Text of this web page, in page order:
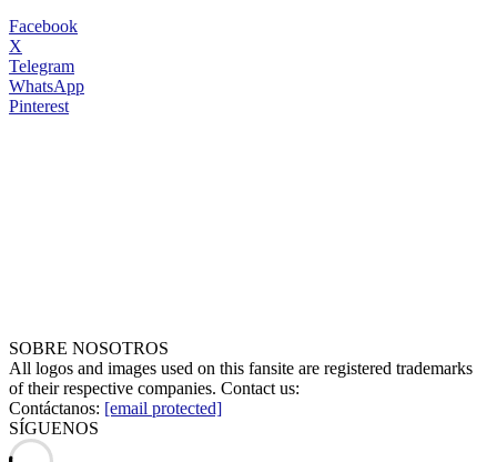
Facebook
X
Telegram
WhatsApp
Pinterest
SOBRE NOSOTROS
All logos and images used on this fansite are registered trademarks
of their respective companies. Contact us:
Contáctanos: [email protected]
SÍGUENOS